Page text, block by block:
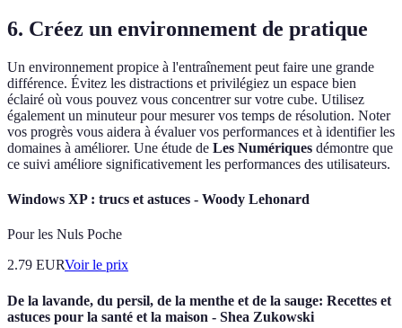
6. Créez un environnement de pratique
Un environnement propice à l'entraînement peut faire une grande
différence. Évitez les distractions et privilégiez un espace bien
éclairé où vous pouvez vous concentrer sur votre cube. Utilisez
également un minuteur pour mesurer vos temps de résolution. Noter
vos progrès vous aidera à évaluer vos performances et à identifier les
domaines à améliorer. Une étude de Les Numériques démontre que
ce suivi améliore significativement les performances des utilisateurs.
Windows XP : trucs et astuces - Woody Lehonard
Pour les Nuls Poche
2.79 EURVoir le prix
De la lavande, du persil, de la menthe et de la sauge: Recettes et
astuces pour la santé et la maison - Shea Zukowski